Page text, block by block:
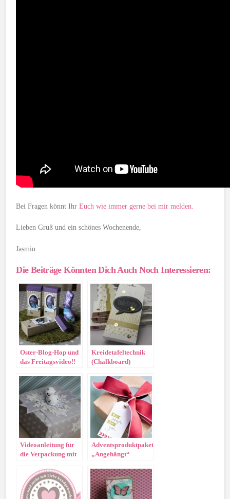
Bei Fragen könnt IhrEuch wie immer gerne bei mir melden.
Lieben Gruß und ein schönes Wochenende,
Jasmin
Die Beiträge Könnten Dich Auch Noch Interessieren:
Oster-Blog-Hop und
das Freitagsvideo!!
Kreidetafeltechnik
(Chalkboard)
Videoanleitung für
die Verpackung mit
Punchboard von
Stampin‘ Up!
Adventsproduktpakete
„Angehängt“